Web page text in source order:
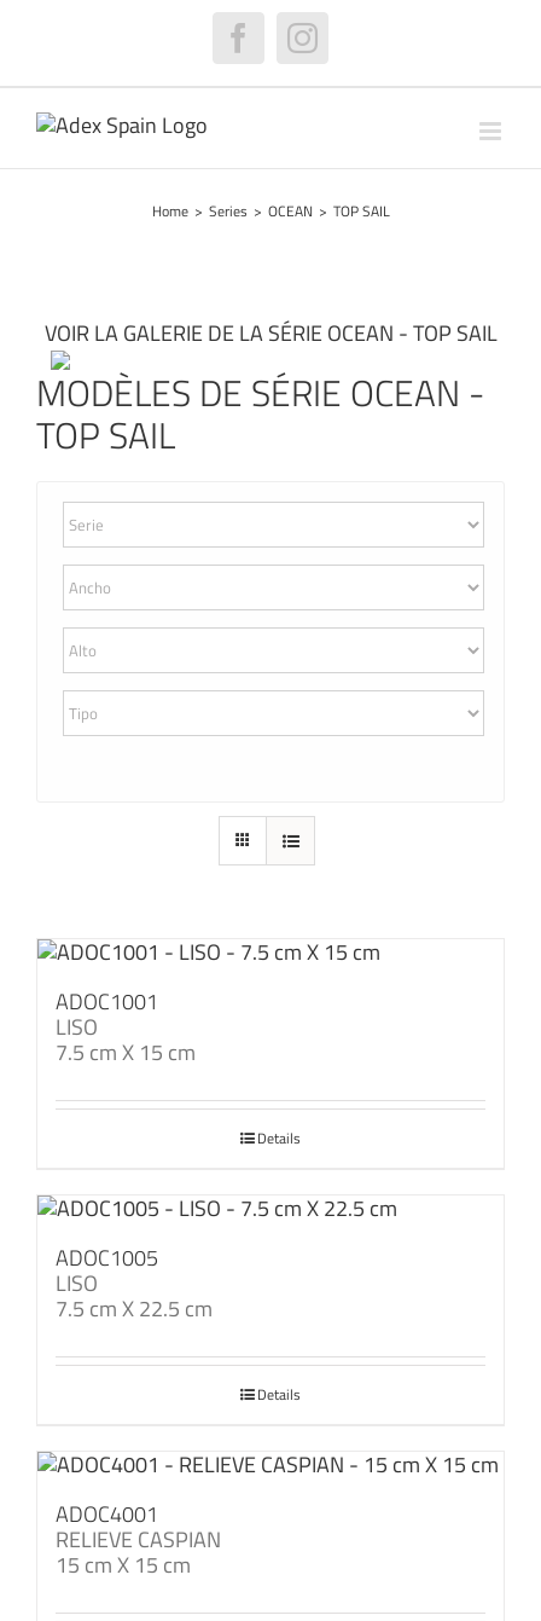
FacebookInstagram
Home > Series > OCEAN > TOP SAIL
VOIR LA GALERIE DE LA SÉRIE OCEAN - TOP SAIL
MODÈLES DE SÉRIE OCEAN -
TOP SAIL
ADOC1001
LISO
7.5 cm X 15 cm
Details
ADOC1005
LISO
7.5 cm X 22.5 cm
Details
ADOC4001
RELIEVE CASPIAN
15 cm X 15 cm